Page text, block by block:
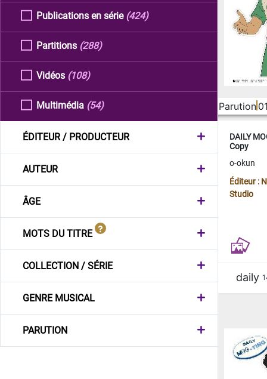
Publications en série (424)
Partitions (288)
Vidéos (108)
Multimédia (54)
ÉDITEUR / PRODUCTEUR
AUTEUR
ÂGE
MOTS DU TITRE
COLLECTION / SÉRIE
GENRE MUSICAL
PARUTION
Parution
DAILY
Copy
o-okun
Éditeur :
Studio
daily